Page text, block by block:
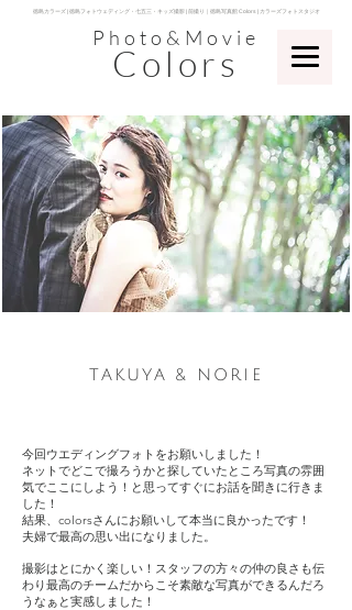
Photo&Movie
Colors
​徳島カラーズ | 徳島フォトウェディング・七五三・キッズ撮影 | 前撮り｜徳島写真館 Colors | カラーズフォトスタジオ
​TAKUYA & NORIE
今回ウエディングフォトをお願いしました！
ネットでどこで撮ろうかと探していたところ写真の雰囲
気でここにしよう！と思ってすぐにお話を聞きに行きま
した！
結果、colorsさんにお願いして本当に良かったです！
夫婦で最高の思い出になりました。
撮影はとにかく楽しい！スタッフの方々の仲の良さも伝
わり最高のチームだからこそ素敵な写真ができるんだろ
うなぁと実感しました！